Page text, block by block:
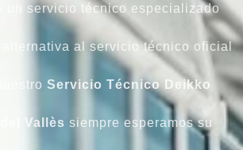
un servicio técnico especializado
alternativa al servicio técnico oficial
Servicio Técnico Deikko
Vallès siempre esperamos su